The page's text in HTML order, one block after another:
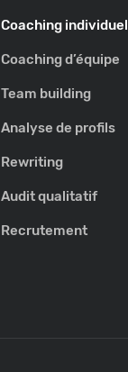
Coaching individuel
Coaching d’équipe
Team building
Analyse de profils
Rewriting
Audit qualitatif
Recrutement